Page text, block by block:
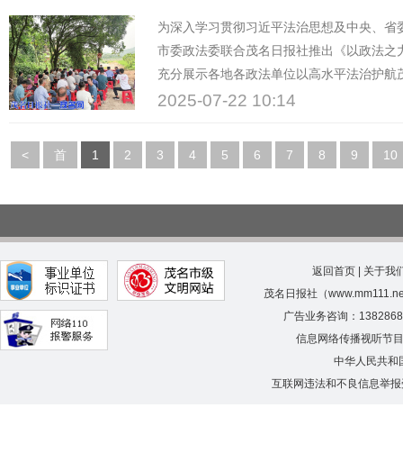
为深入学习贯彻习近平法治思想及中央、
市委政法委联合茂名日报社推出《以政法之
充分展示各地各政法单位以高水平法治护
力推动建设更高水平的法治茂名平安茂名。
2025-07-22 10:14
<
首
1 2 3 4 5 6 7 8 9 10
返回首页
关于我
茂名日报社（
广告业务咨询：
信息网络传播视听节
中华人民共和
互联网违法和不良信息举